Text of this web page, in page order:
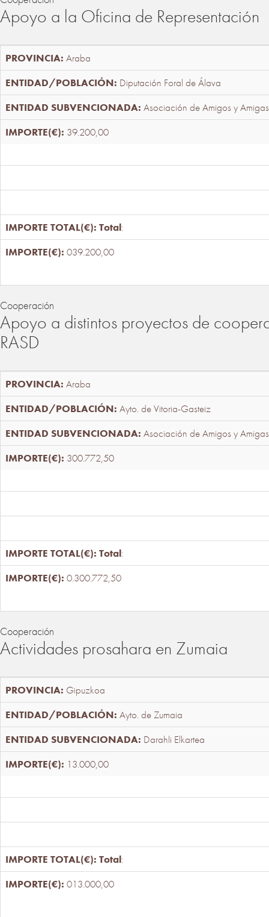
Apoyo a la Oficina de Representación
Araba
Diputación Foral de Álava
Asociación de Amigos y
39.200,00
Total:
039.200,00
Cooperación
Apoyo a distintos proyectos de
RASD
Araba
Ayto. de Vitoria-Gasteiz
Asociación de Amigos y
300.772,50
Total:
0.300.772,50
Cooperación
Actividades prosahara en Zumaia
Gipuzkoa
Ayto. de Zumaia
Darahli Elkartea
13.000,00
Total:
013.000,00